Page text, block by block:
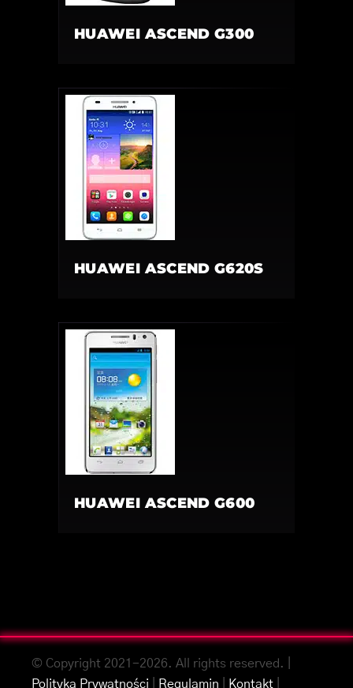
HUAWEI ASCEND G300
HUAWEI ASCEND G620S
HUAWEI ASCEND G600
© Copyright 2021-2026. All rights reserved. |
Polityka Prywatności
Regulamin Kontakt